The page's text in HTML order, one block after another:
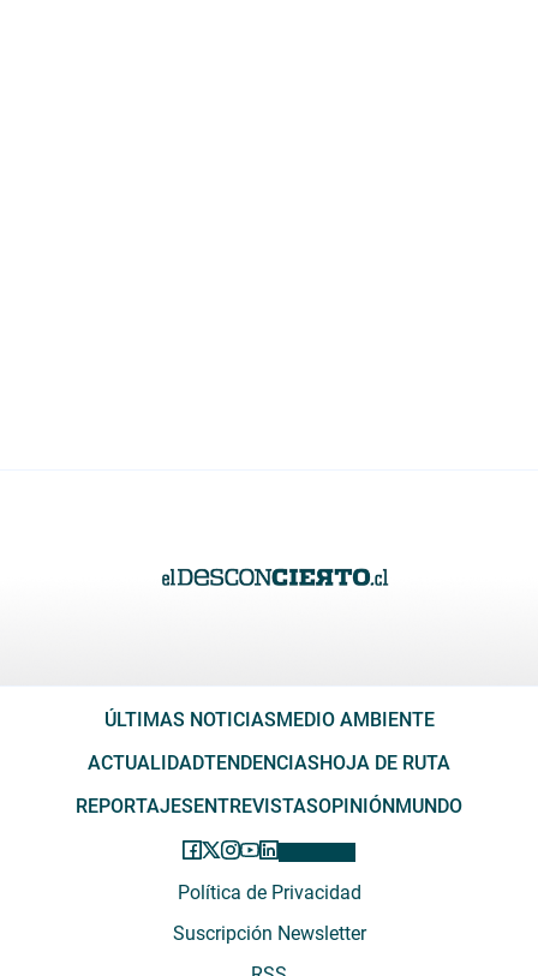
ÚLTIMAS NOTICIAS MEDIO AMBIENTE
ACTUALIDADTENDENCIAS HOJA DE RUTA
REPORTAJES ENTREVISTASOPINIÓN MUNDO
Política de Privacidad
Suscripción Newsletter